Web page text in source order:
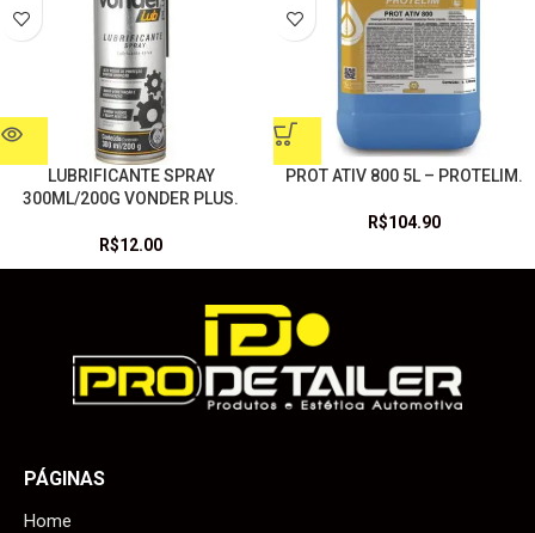
LUBRIFICANTE SPRAY
300ML/200G VONDER PLUS.
R$12.00
PROT ATIV 800 5L – PROTELIM.
R$104.90
PÁGINAS
Home